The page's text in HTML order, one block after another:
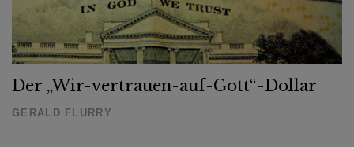
Der „Wir-vertrauen-auf-Gott“-Dollar
GERALD FLURRY